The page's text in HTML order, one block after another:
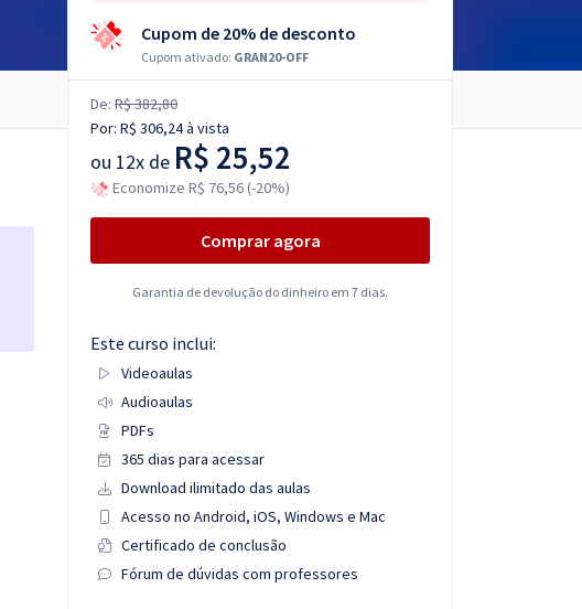
Cupom de 20% de desconto
Cupom ativado: GRAN20-OFF
De: R$ 382,80
Por: R$ 306,24à vista
ou 12x de R$ 25,52
Economize R$ 76,56 (-20%)
Comprar agora
Garantia de devolução do dinheiro em 7 dias.
Este curso inclui:
Videoaulas
Audioaulas
PDFs
365 dias para acessar
Download ilimitado das aulas
Acesso no Android, iOS, Windows e Mac
Certificado de conclusão
Fórum de dúvidas com professores